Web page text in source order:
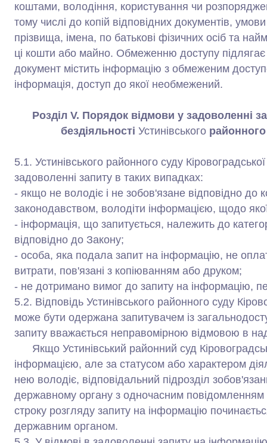
коштами, володіння, користування чи
тому числі до копій відповідних документів,
прізвища, імена, по батькові фізичних осіб та
ці кошти або майно. Обмеженню доступу
документ містить інформацію з обмеженим
інформація, доступ до якої необмежений.
Розділ V. Порядок відмови у задоволенні
бездіяльності Устинівськогорайонного
5.1. Устинівського районного суду
задоволенні запиту в таких випадках:
- якщо не володіє і не зобов'язане відповідно до
законодавством, володіти інформацією, щодо
- інформація, що запитується, належить до
відповідно до Закону;
- особа, яка подала запит на інформацію, не
витрати, пов'язані з копіюванням або друком;
- не дотримано вимог до запиту на інформацію,
5.2. Відповідь Устинівського районного суду
може бути одержана запитувачем із
запиту вважається неправомірною відмовою в
Якщо Устинівський районний суд
інформацією, але за статусом або характером
нею володіє, відповідальний підрозділ
державному органу з одночасним повідомленням
строку розгляду запиту на інформацію
державним органом.